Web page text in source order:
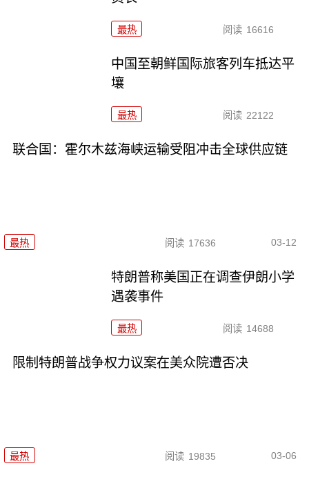
最热 阅读 16616
中国至朝鲜国际旅客列车抵达平
壤
最热 阅读 22122
联合国：霍尔木兹海峡运输受阻冲击全球供应链
最热 阅读 17636 03-12
特朗普称美国正在调查伊朗小学
遇袭事件
最热 阅读 14688
限制特朗普战争权力议案在美众院遭否决
最热 阅读 19835 03-06